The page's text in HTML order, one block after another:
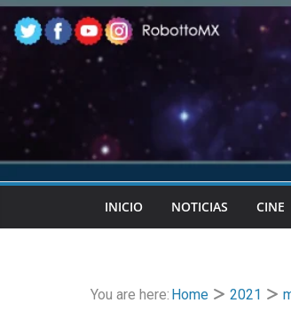
Skip
to
content
INICIO NOTICIAS CINE
You are here: Home 2021